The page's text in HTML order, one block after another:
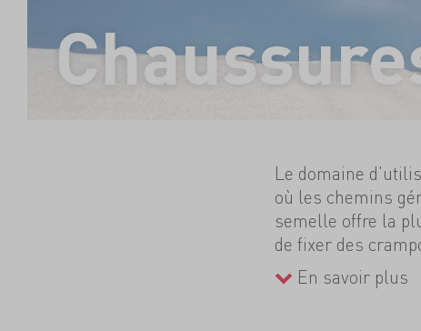
Le domaine
où les chemins
semelle offre la
de fixer des
entièrement
déroulé du pied,
En savoir plus